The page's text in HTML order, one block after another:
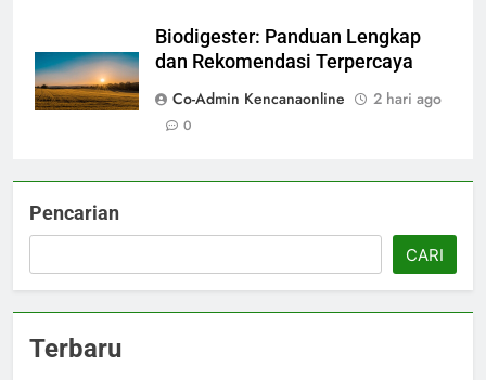
Biodigester: Panduan Lengkap
dan Rekomendasi Terpercaya
Co-Admin Kencanaonline
2 hari ago
0
Pencarian
CARI
Terbaru